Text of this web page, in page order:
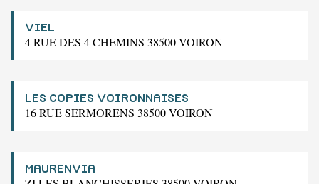
VIEL
4 RUE DES 4 CHEMINS 38500 VOIRON
LES COPIES VOIRONNAISES
16 RUE SERMORENS 38500 VOIRON
MAURENVIA